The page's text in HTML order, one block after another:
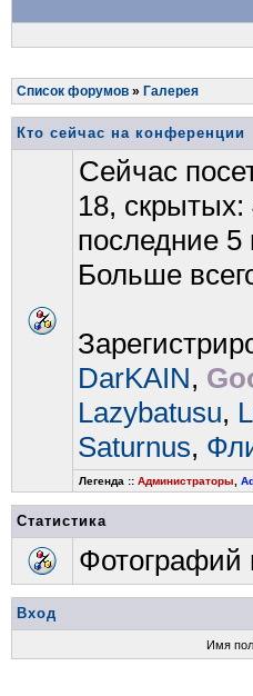
Список форумов » Галерея
Кто сейчас на конференции
Сейчас
18, скрытых:
последние 5
Больше
DarKAIN,
Lazybatusu,
Saturnus,
Легенда :: Администраторы
Статистика
Фотографий
Вход
Имя